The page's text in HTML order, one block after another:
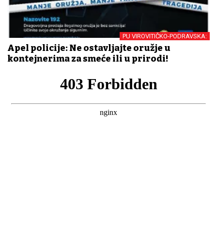
PU VIROVITIČKO-PODRAVSKA:
Apel policije: Ne ostavljajte oružje u
kontejnerima za smeće ili u prirodi!